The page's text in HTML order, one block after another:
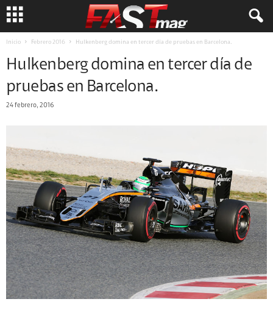
Inicio Febrero 2016 Hulkenberg domina en tercer día de pruebas en Barcelona.
Hulkenberg domina en tercer día de
pruebas en Barcelona.
24 febrero, 2016